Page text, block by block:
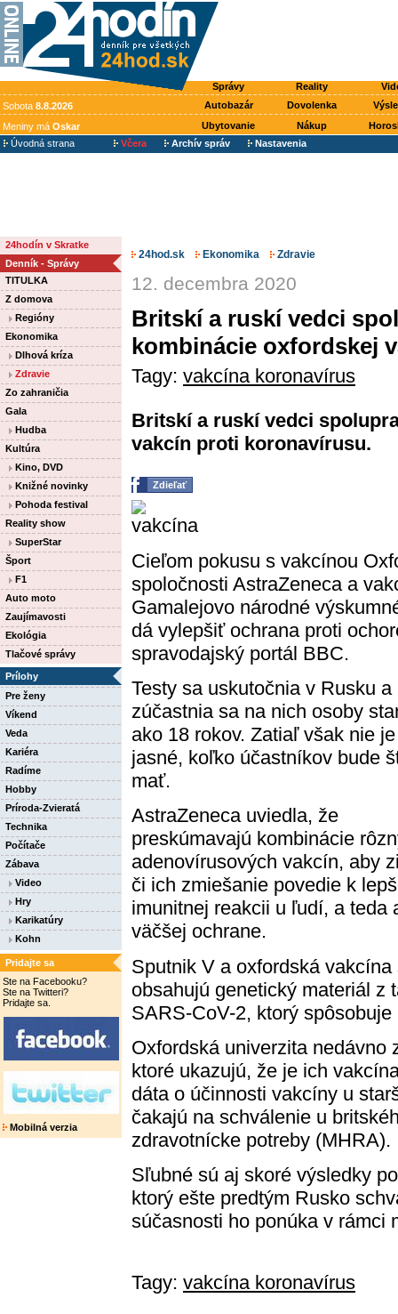
Správy Reality
Sobota 8.8.2026 Autobazár Dovolenka
Meniny má Oskar Ubytovanie Nákup
Úvodná strana
Včera Archív správ Nastavenia
24hodín v Skratke
Denník - Správy
TITULKA
Z domova
Regióny
Ekonomika
Dlhová kríza
Zdravie
Zo zahraničia
Gala
Hudba
Kultúra
Kino, DVD
Knižné novinky
Pohoda festival
Reality show
SuperStar
Šport
F1
Auto moto
Zaujímavosti
Ekológia
Tlačové správy
Prílohy
Pre ženy
Víkend
Veda
Kariéra
Radíme
Hobby
Príroda-Zvieratá
Technika
Počítače
Zábava
Video
Hry
Karikatúry
Kohn
Pridajte sa
Ste na Facebooku?
Ste na Twitteri?
Pridajte sa.
Mobilná verzia
24hod.sk Ekonomika Zdravie
12. decembra 2020
Britskí a ruskí vedci
kombinácie oxfordskej
Tagy: vakcína koronavírus
Britskí a ruskí vedci
vakcín proti koronavírusu.
Zdieľať
Cieľom pokusu s vakcínou
spoločnosti AstraZeneca a
Gamalejovo národné
dá vylepšiť ochrana proti
spravodajský portál BBC.
Testy sa uskutočnia v Rusku a
zúčastnia sa na nich osoby
ako 18 rokov. Zatiaľ však nie je
jasné, koľko účastníkov bude
mať.
AstraZeneca uviedla, že
preskúmavajú kombinácie
adenovírusových vakcín, aby
či ich zmiešanie povedie k
imunitnej reakcii u ľudí, a teda
väčšej ochrane.
Sputnik V a oxfordská
obsahujú genetický materiál z
SARS-CoV-2, ktorý
Oxfordská univerzita
ktoré ukazujú, že je ich
dáta o účinnosti vakcíny u
čakajú na schválenie u
zdravotnícke potreby (MHRA).
Sľubné sú aj skoré výsledky
ktorý ešte predtým Rusko
súčasnosti ho ponúka v rámci
Tagy: vakcína koronavírus